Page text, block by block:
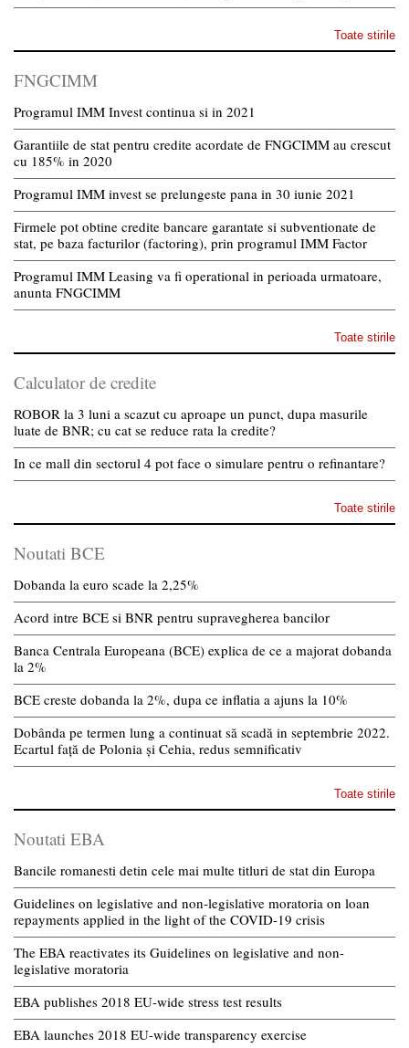
Toate stirile
FNGCIMM
Programul IMM Invest continua si in 2021
Garantiile de stat pentru credite acordate de FNGCIMM au crescut
cu 185% in 2020
Programul IMM invest se prelungeste pana in 30 iunie 2021
Firmele pot obtine credite bancare garantate si subventionate de
stat, pe baza facturilor (factoring), prin programul IMM Factor
Programul IMM Leasing va fi operational in perioada urmatoare,
anunta FNGCIMM
Toate stirile
Calculator de credite
ROBOR la 3 luni a scazut cu aproape un punct, dupa masurile
luate de BNR; cu cat se reduce rata la credite?
In ce mall din sectorul 4 pot face o simulare pentru o refinantare?
Toate stirile
Noutati BCE
Dobanda la euro scade la 2,25%
Acord intre BCE si BNR pentru supravegherea bancilor
Banca Centrala Europeana (BCE) explica de ce a majorat dobanda
la 2%
BCE creste dobanda la 2%, dupa ce inflatia a ajuns la 10%
Dobânda pe termen lung a continuat să scadă in septembrie 2022.
Ecartul față de Polonia și Cehia, redus semnificativ
Toate stirile
Noutati EBA
Bancile romanesti detin cele mai multe titluri de stat din Europa
Guidelines on legislative and non-legislative moratoria on loan
repayments applied in the light of the COVID-19 crisis
The EBA reactivates its Guidelines on legislative and non-
legislative moratoria
EBA publishes 2018 EU-wide stress test results
EBA launches 2018 EU-wide transparency exercise